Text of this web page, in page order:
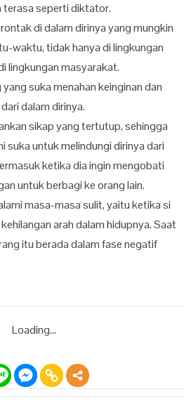
terasa seperti diktator.
di dalam dirinya yang mungkin
waktu, tidak hanya di lingkungan
lingkungan masyarakat.
suka menahan keinginan dan
dalam dirinya.
sikap yang tertutup, sehingga
suka untuk melindungi dirinya dari
ketika dia ingin mengobati
untuk berbagi ke orang lain.
masa-masa sulit, yaitu ketika si
arah dalam hidupnya. Saat
itu berada dalam fase negatif
Loading...